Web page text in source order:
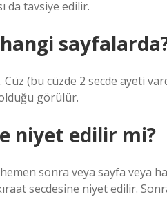
da tavsiye edilir.
(bu cüzde 2 secde ayeti
görülür.
niyet edilir mi?
sonra veya sayfa veya
secdesine niyet edilir.